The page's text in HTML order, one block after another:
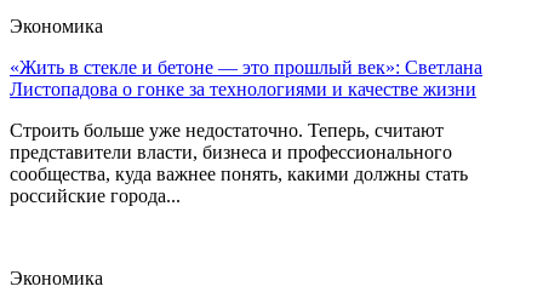
Экономика
«Жить в стекле и бетоне — это прошлый век»: Светлана
Листопадова о гонке за технологиями и качестве жизни
Строить больше уже недостаточно. Теперь, считают
представители власти, бизнеса и профессионального
сообщества, куда важнее понять, какими должны стать
российские города...
Экономика